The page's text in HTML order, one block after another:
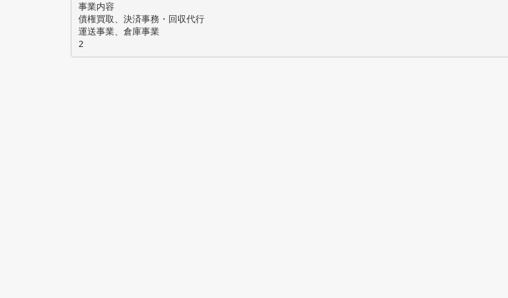
事業内容
債権買取、決済事務・回収代行
運送事業、倉庫事業